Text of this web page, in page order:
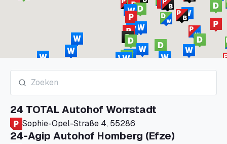
24 TOTAL Autohof Worrstadt
Sophie-Opel-Straße 4, 55286
24-Agip Autohof Homberg (Efze)